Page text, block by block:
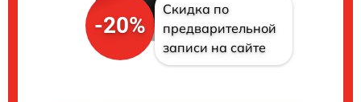
-20%
Скидка по
предварительной
записи на сайте